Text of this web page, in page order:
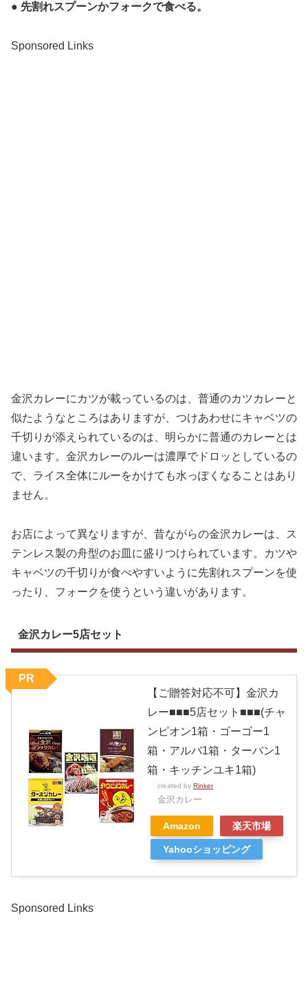
● 先割れスプーンかフォークで食べる。
Sponsored Links
金沢カレーにカツが載っているのは、普通のカツカレーと
似たようなところはありますが、つけあわせにキャベツの
千切りが添えられているのは、明らかに普通のカレーとは
違います。金沢カレーのルーは濃厚でドロッとしているの
で、ライス全体にルーをかけても水っぽくなることはあり
ません。
お店によって異なりますが、昔ながらの金沢カレーは、ス
テンレス製の舟型のお皿に盛りつけられています。カツや
キャベツの千切りが食べやすいように先割れスプーンを使
ったり、フォークを使うという違いがあります。
金沢カレー5店セット
【ご贈答対応不可】金沢カ
レー■■■5店セット■■■(チャ
ンピオン1箱・ゴーゴー1
箱・アルバ1箱・ターバン1
箱・キッチンユキ1箱)
created by Rinker
金沢カレー
Amazon 楽天市場
Yahooショッピング
PR
Sponsored Links